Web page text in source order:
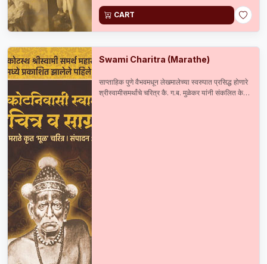
CART
Swami Charitra (Marathe)
साप्ताहिक पुणे वैभवमधून लेखमालेच्या स्वरुपात प्रसिद्ध होणारे
श्रीस्वामीसमर्थांचे चरित्र कै. ग.ब. मुळेकर यांनी संकलित केले